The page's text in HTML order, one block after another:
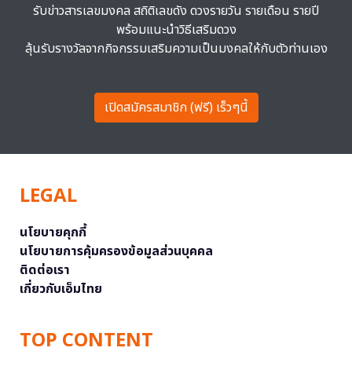
รับข่าวสารเลขมงคล สถิติเลขดัง ดวงรายวัน รายเดือน รายปี
พร้อมแนะนำวิธีเสริมดวง
ลุ้นรับรางวัลจากกิจกรรมเสริมความเป็นมงคลให้กับตัวท่านเอง
เปิดสมัครสมาชิก (ฟรี) เร็วๆนี้
LEGAL
นโยบายคุกกี้
นโยบายการคุ้มครองข้อมูลส่วนบุคคล
ติดต่อเรา
เกี่ยวกับเอ็มไทย
TOP CONTENT